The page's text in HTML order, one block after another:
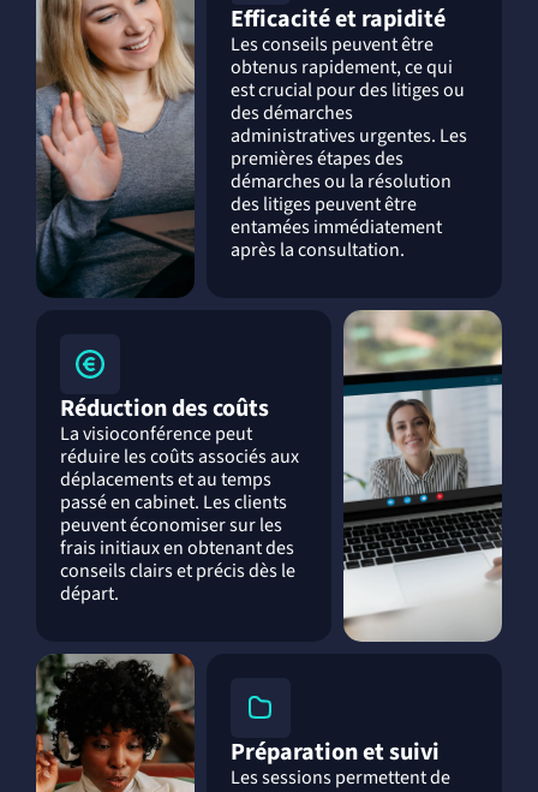
Efficacité et rapidité
Les conseils peuvent être
obtenus rapidement, ce qui
est crucial pour des litiges ou
des démarches
administratives urgentes. Les
premières étapes des
démarches ou la résolution
des litiges peuvent être
entamées immédiatement
après la consultation.
Réduction des coûts
La visioconférence peut
réduire les coûts associés aux
déplacements et au temps
passé en cabinet. Les clients
peuvent économiser sur les
frais initiaux en obtenant des
conseils clairs et précis dès le
départ.
Préparation et suivi
Les sessions permettent de